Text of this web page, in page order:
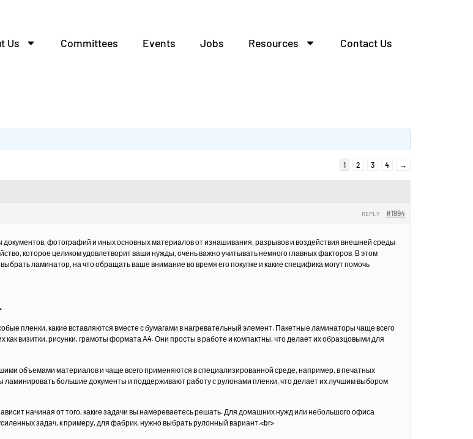
Us Committees Events Jobs Resources Contact Us
1 2 3 4 →
#1994
REPLY
фотографий и иных основных материалов от изнашивания, разрывов и воздействия внешней среды.
которое целиком удовлетворит ваши нужды, очень важно учитывать немного главных факторов. В этом
ламинатор, на что обращать ваше внимание во время его покупке и какие специфика могут помочь
пленки, какие вставляются вместе с бумагами в нагревательный элемент. Пакетные ламинаторы чаще всего
визитки, рисунки, грамоты формата Α4. Они просты в работе и компактны, что делает их образцовыми для
объемами материалов и чаще всего применяются в специализированной среде, например, в печатных
ламинировать большие документы и поддерживают работу с рулонами пленки, что делает их лучшим выбором
начиная от того, какие задачи вы намереваетесь решать. Для домашних нужд или небольшого офиса
задач, к примеру, для фабрик, нужно выбрать рулонный вариант.<br>